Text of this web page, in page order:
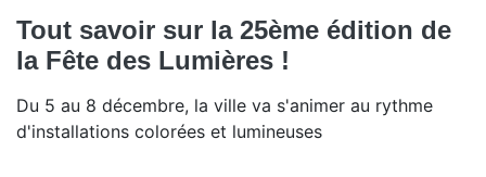
Tout savoir sur la 25ème édition de
la Fête des Lumières !
Du 5 au 8 décembre, la ville va s'animer au rythme
d'installations colorées et lumineuses